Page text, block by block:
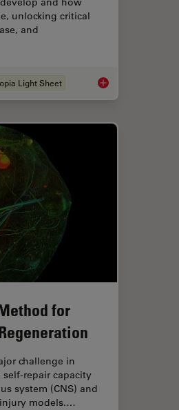
unlocking critical
and
Light Sheet Focus on Long-
for
challenge in
repair capacity
system (CNS) and
models.…